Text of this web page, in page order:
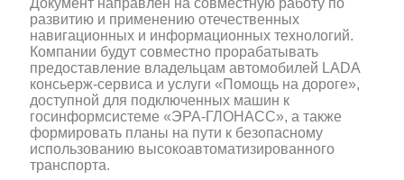
развитию и применению отечественных
навигационных и информационных технологий.
Компании будут совместно прорабатывать
предоставление владельцам автомобилей LADA
консьерж-сервиса и услуги «Помощь на дороге»,
доступной для подключенных машин к
госинформсистеме «ЭРА-ГЛОНАСС», а также
формировать планы на пути к безопасному
использованию высокоавтоматизированного
транспорта.